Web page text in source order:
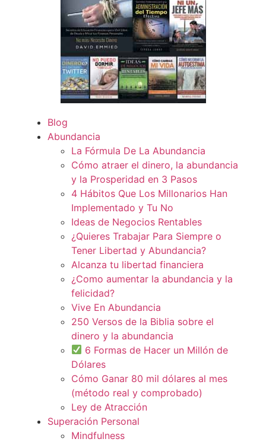
Blog
Abundancia
La Fórmula De La Abundancia
Cómo atraer el dinero, la abundancia
y la Prosperidad en 3 Pasos
4 Hábitos Que Los Millonarios Han
Implementado y Tu No
Ideas de Negocios Rentables
¿Quieres Trabajar Para Siempre o
Tener Libertad y Abundancia?
Alcanza tu libertad financiera
¿Como aumentar la abundancia y la
felicidad?
Vive En Abundancia
250 Versos de la Biblia sobre el
dinero y la abundancia
6 Formas de Hacer un Millón de
Dólares
Cómo Ganar 80 mil dólares al mes
(método real y comprobado)
Ley de Atracción
Superación Personal
Mindfulness